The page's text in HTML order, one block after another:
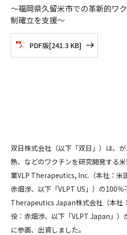
～福岡県久留米市での革新的ワ
制確立を支援～
PDF版[241.3 KB]
双日株式会社（以下「双日」）は、
熱、などのワクチンを研究開発する
業VLP Therapeutics, Inc.（本社：米
赤畑渉、以下「VLPT US」）の100
Therapeutics Japan株式会社（本社
役：赤畑渉、以下「VLPT Japan」）
に参画、出資しました。